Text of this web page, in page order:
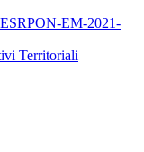
EM-2021-
Territoriali